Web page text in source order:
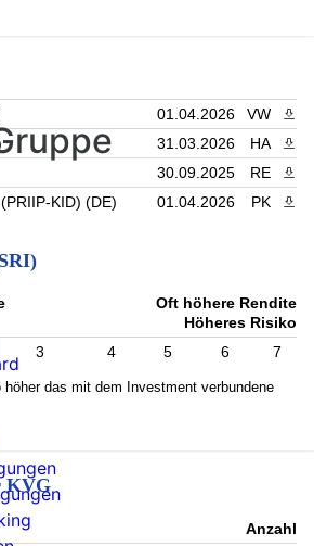
01.04.2026 VW
31.03.2026 HA
30.09.2025 RE
KID) (DE)
01.04.2026 PK
Oft höhere Rendite
Höheres Risiko
3 4 5 6 7
das mit dem Investment verbundene
KVG
Anzahl